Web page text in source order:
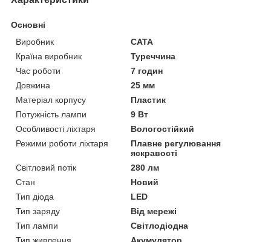
Основні
Виробник
CATA
Країна виробник
Туреччина
Час роботи
7 годин
Довжина
25 мм
Матеріал корпусу
Пластик
Потужність лампи
9 Вт
Особливості ліхтаря
Вологостійкий
Режими роботи ліхтаря
Плавне регулювання
яскравості
Світловий потік
280 лм
Стан
Новий
Тип діода
LED
Тип заряду
Від мережі
Тип лампи
Світлодіодна
Тип живлення
Акумулятор